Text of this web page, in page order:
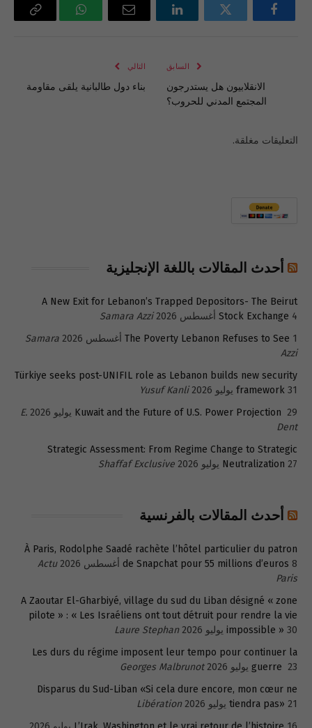
فيسبوك تويتر لينكدإن
البريد
واتساب Copy
السابق
الانقلابيون هل يستدرجون
المجتمع المدني للحروب؟
التالي
بناء دول طالبانية يلقى مقاومة
التعليقات مغلقة.
أحدث المقالات باللغة الإنجليزية
A New Exit for Lebanon’s Trapped Depositors- The Beirut
Stock Exchange 4 أغسطس 2026
Samara Azzi
The Poverty Lebanon Refuses to See 1 أغسطس 2026
Samara
Azzi
Türkiye seeks post-UNIFIL role as Lebanon builds new security
framework 31 يوليو 2026
Yusuf Kanli
Kuwait and the Future of U.S. Power Projection 29 يوليو 2026
E.
Dent
Strategic Assessment: From Regime Change to Strategic
Neutralization 27 يوليو 2026 Shaffaf Exclusive
أحدث المقالات بالفرنسية
À Paris, Rodolphe Saadé rachète l’hôtel particulier du patron
de Snapchat pour 55 millions d’euros 8 أغسطس 2026
Actu
Paris
A Zaoutar El-Gharbiyé, village du sud du Liban désigné « zone
pilote » : « Les Israéliens ont tout détruit pour rendre la vie
impossible » 30 يوليو 2026
Laure Stephan
Les durs du régime imposent leur tempo pour continuer la
guerre 23 يوليو 2026
Georges Malbrunot
Disparus du Sud-Liban «Si cela dure encore, mon cœur ne
tiendra pas» 21 يوليو 2026
Libération